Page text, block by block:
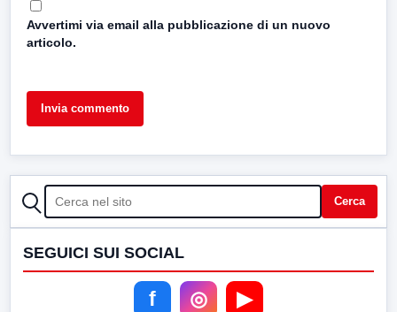
Avvertimi via email alla pubblicazione di un nuovo
articolo.
CERCA Cerca
SEGUICI SUI SOCIAL
f ◎ ▶